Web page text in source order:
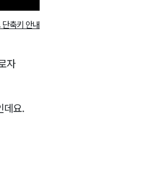
단축키 안내
자
데요.